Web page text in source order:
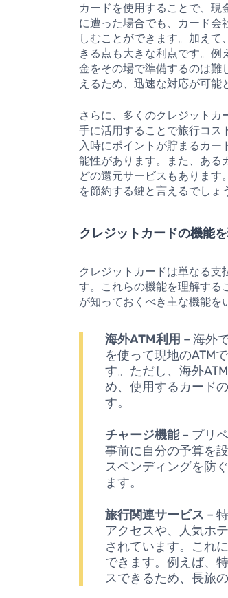
カードを使用することで、現
に遭った場合でも、カード会
しむことができます。加え
きる点も大きな利点です。例
金をその場で準備するのは難
えるため、迅速な対応が可能
さらに、多くのクレジットカ
手に活用することで旅行コス
入時にポイントが貯まるカ
能性があります。また、ある
どの還元サービスもあります
を節約する鍵と言えるでしょ
クレジットカードの機能
クレジットカードは単なる支
す。これらの機能を理解する
が知っておくべき主な機能を
海外ATM利用 – 海外
を使って現地のATM
す。ただし、海外
め、使用するカード
す。
チャージ機能– プリ
事前に自分の予算を
スペンディングを防
ます。
旅行関連サービス –
アクセスや、人気ホ
されています。これ
できます。例えば、
スできるため、長旅